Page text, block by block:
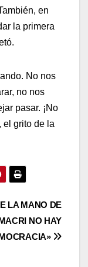
en
la primera
No nos
no nos
pasar. ¡No
el grito de la
LA MANO DE
NO HAY